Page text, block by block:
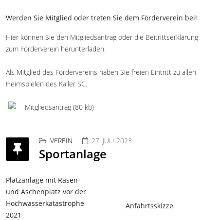
Werden Sie Mitglied oder treten Sie dem Förderverein bei!
Hier können Sie den Mitgliedsantrag oder die Beitrittserklärung
zum Förderverein herunterladen.
Als Mitglied des Fördervereins haben Sie freien Eintritt zu allen
Heimspielen des Kaller SC.
Mitgliedsantrag (80 kb)
VEREIN 27. JULI 2023
Sportanlage
Platzanlage mit Rasen-
und Aschenplatz vor der
Hochwasserkatastrophe
2021
Anfahrtsskizze